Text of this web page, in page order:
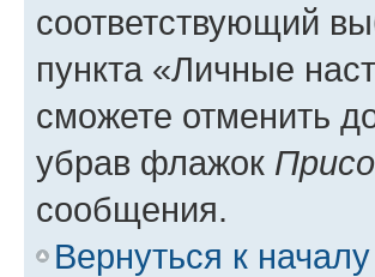
соответствующий
пункта «Личные
сможете отменить
убрав флажок
сообщения.
Вернуться к началу